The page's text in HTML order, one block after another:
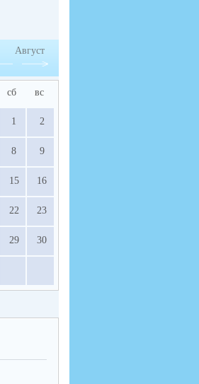
Август
сб вс
1 2
8 9
15 16
22 23
29 30